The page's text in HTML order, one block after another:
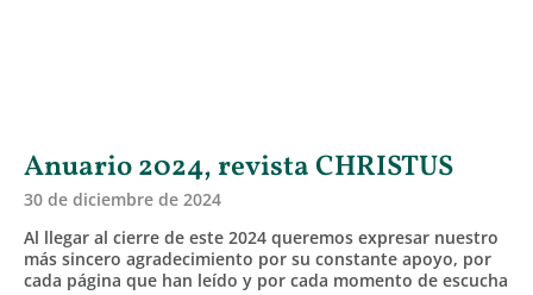
Anuario 2024, revista CHRISTUS
30 de diciembre de 2024
Al llegar al cierre de este 2024 queremos expresar nuestro
más sincero agradecimiento por su constante apoyo, por
cada página que han leído y por cada momento de escucha